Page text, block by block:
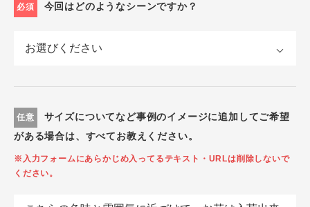
必須 今回はどのようなシーンですか？
任意
サイズについてなど事例のイメージに追加してご希望
がある場合は、すべてお教えください。
※入力フォームにあらかじめ入ってるテキスト・URLは削除しないで
ください。